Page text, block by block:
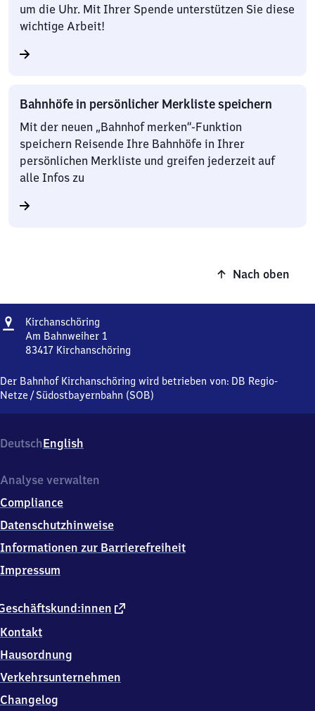
um die Uhr. Mit Ihrer Spende unterstützen Sie diese
wichtige Arbeit!
Bahnhöfe in persönlicher Merkliste speichern
Mit der neuen „Bahnhof merken“-Funktion
speichern Reisende Ihre Bahnhöfe in Ihrer
persönlichen Merkliste und greifen jederzeit auf
alle Infos zu
Nach oben
Adresse
Kirchanschöring
Am Bahnweiher 1
83417 Kirchanschöring
Am
Bahnweiher
4
7
Kirchanschöring
Der Bahnhof Kirchanschöring wird betrieben von: DB Regio-
Netze /Südostbayernbahn (SOB)
DeutschEnglish
externer
Kontakt
Hausordnung
Verkehrsunternehmen
Changelog
Analyse verwalten
Compliance
Datenschutzhinweise
Informationen zur Barrierefreiheit
Impressum